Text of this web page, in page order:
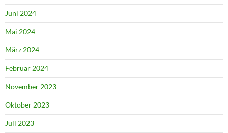
Juni 2024
Mai 2024
März 2024
Februar 2024
November 2023
Oktober 2023
Juli 2023